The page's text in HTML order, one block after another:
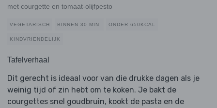
met courgette en tomaat-olijfpesto
VEGETARISCH BINNEN 30 MIN. ONDER 650KCAL
KINDVRIENDELIJK
Tafelverhaal
Dit gerecht is ideaal voor van die drukke dagen als je
weinig tijd of zin hebt om te koken. Je bakt de
courgettes snel goudbruin, kookt de pasta en de